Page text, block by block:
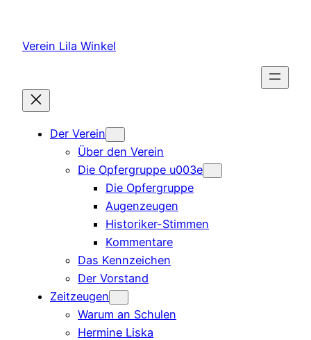
springen
Verein Lila Winkel
Der Verein
Über den Verein
Die Opfergruppe u003e
Die Opfergruppe
Augenzeugen
Historiker-Stimmen
Kommentare
Das Kennzeichen
Der Vorstand
Zeitzeugen
Warum an Schulen
Hermine Liska